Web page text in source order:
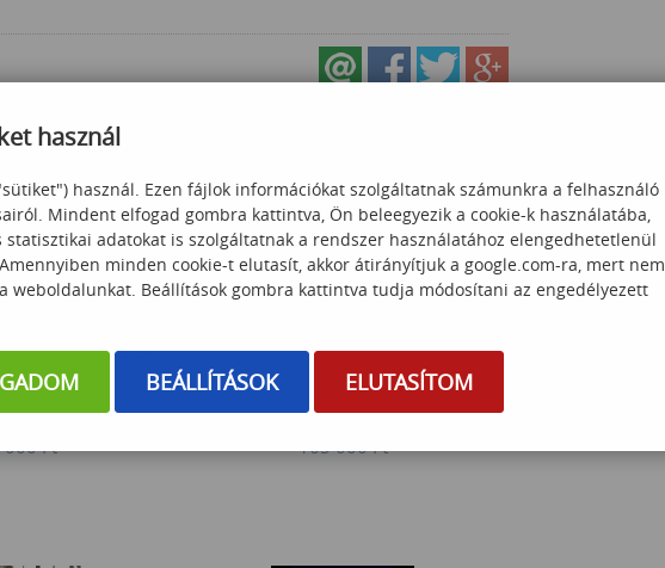
üzemeltetése
000Ft
A Product Owner szerepkör
165 000Ft
használ
használ. Ezen fájlok információkat szolgáltatnak számunkra a felhasználó
Mindent elfogad gombra kattintva, Ön beleegyezik a cookie-k használatába,
statisztikai adatokat is szolgáltatnak a rendszer használatához elengedhetetlenül
minden cookie-t elutasít, akkor átirányítjuk a google.com-ra, mert nem
weboldalunkat. Beállítások gombra kattintva tudja módosítani az engedélyezett
BEÁLLÍTÁSOK ELUTASÍTOM